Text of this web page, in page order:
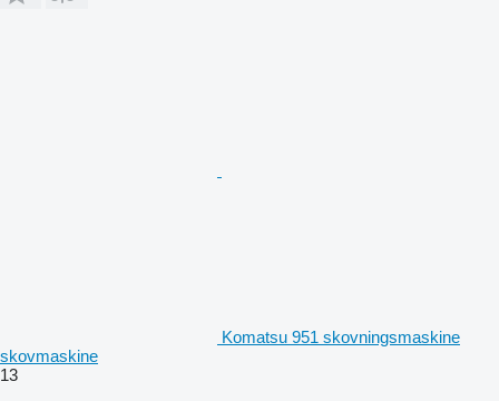
Komatsu 951 skovningsmaskine
skovmaskine
13